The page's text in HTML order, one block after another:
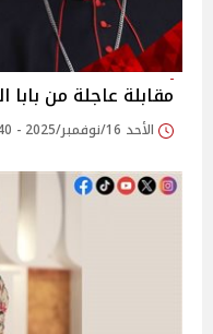
مقابلة عاجلة من بابا
الأحد 16/نوفمبر/2025 - 05:40 م